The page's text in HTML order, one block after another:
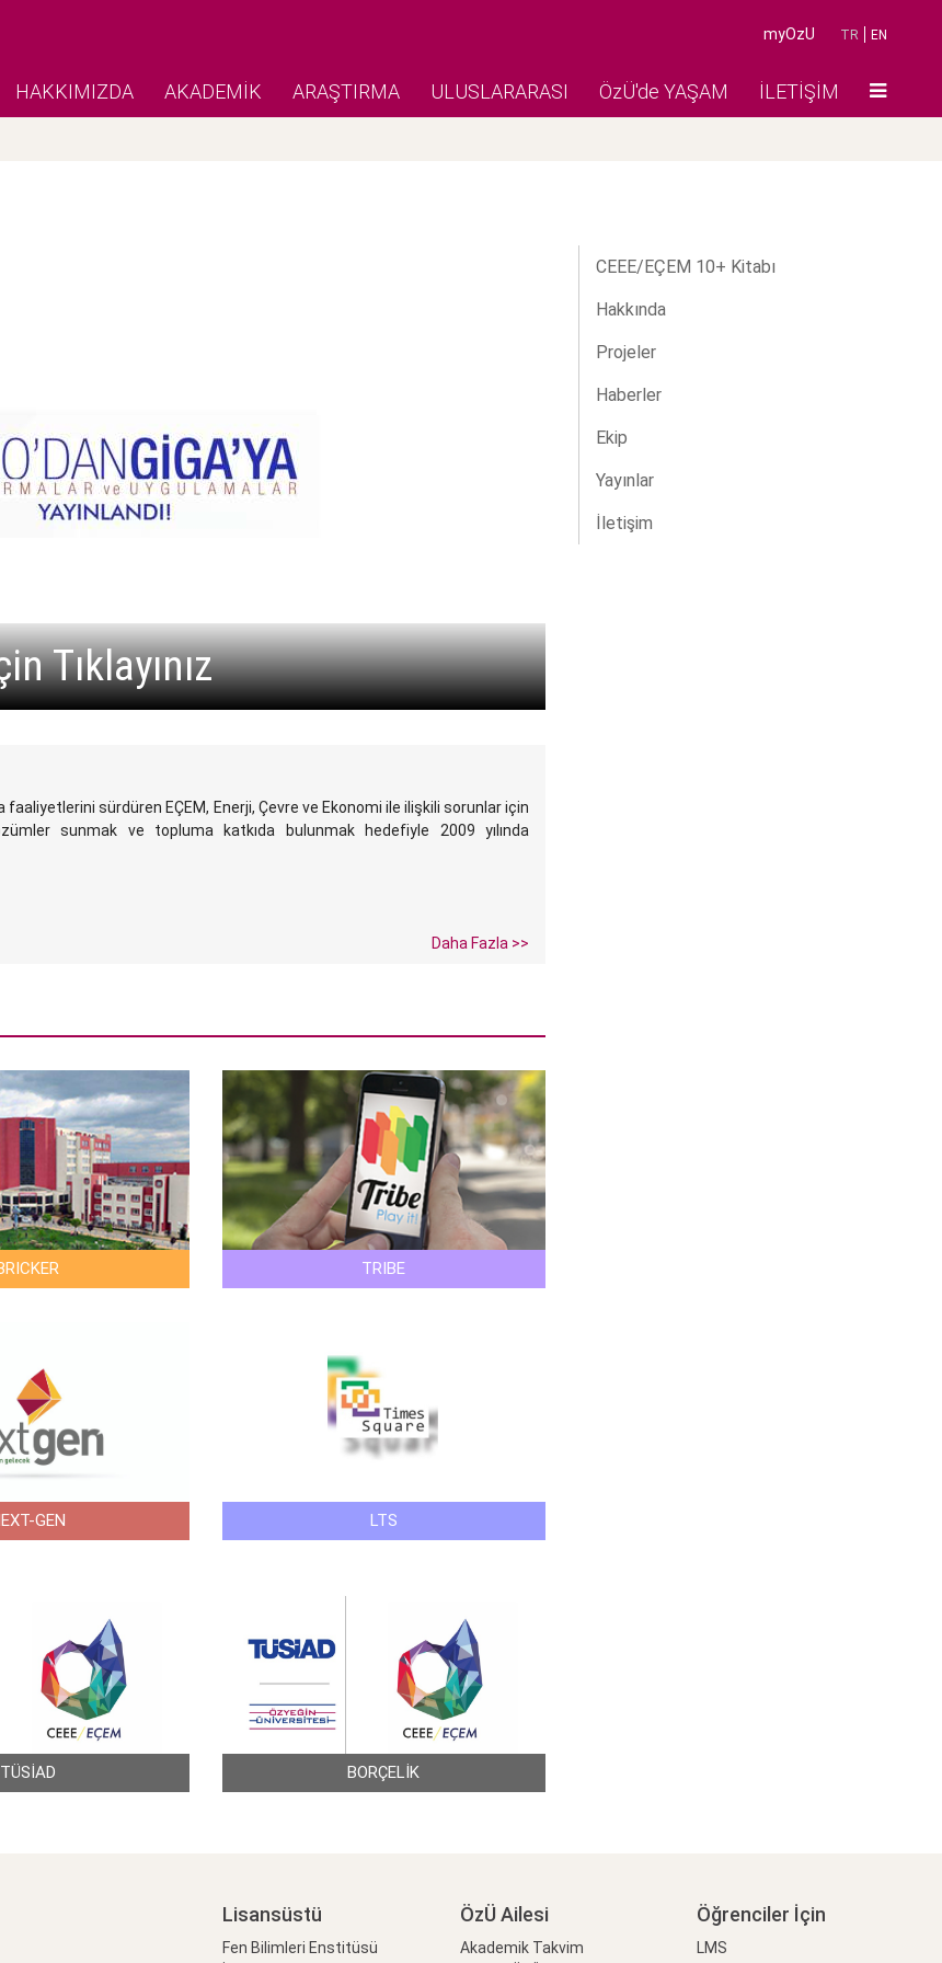
TR EN
myOzU
HAKKIMIZDA AKADEMİK ARAŞTIRMA ULUSLARARASI ÖzÜ'de YAŞAM İLETİŞİM
Tıklayınız
faaliyetlerini sürdüren EÇEM, Enerji, Çevre ve Ekonomi ile ilişkili sorunlar için
sunmak ve topluma katkıda bulunmak hedefiyle 2009 yılında
Daha Fazla >>
TRIBE
GEN LTS
TÜSİAD BORÇELİK
CEEE/EÇEM 10+ Kitabı
Hakkında
Projeler
Haberler
Ekip
Yayınlar
İletişim
Lisansüstü
Fen Bilimleri Enstitüsü
ÖzÜ Ailesi
Akademik Takvim
Öğrenciler İçin
LMS